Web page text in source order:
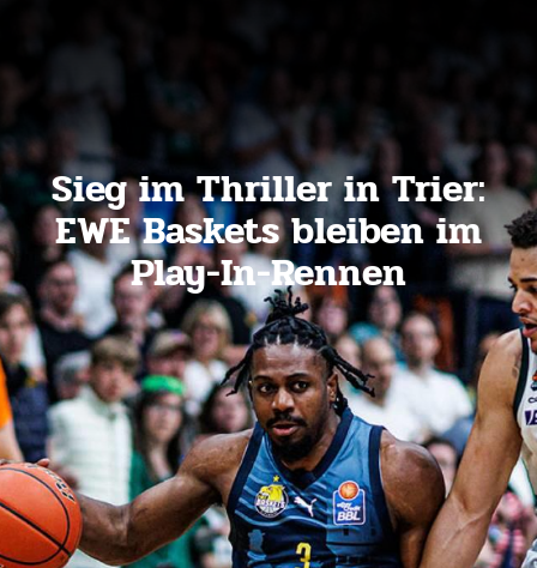
Sieg im Thriller in Trier:
EWE Baskets bleiben im
Play-In-Rennen